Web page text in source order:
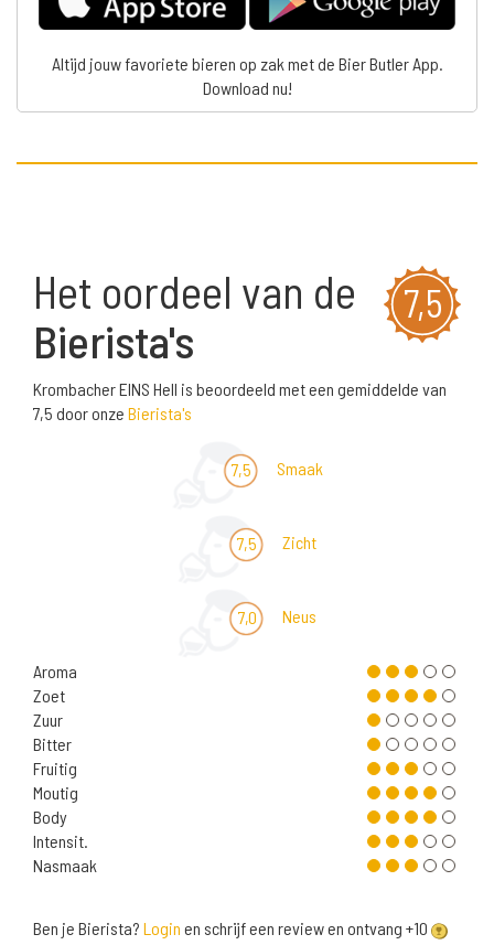
Altijd jouw favoriete bieren op zak met de Bier Butler App.
Download nu!
7,5
Het oordeel van de
Bierista's
Krombacher EINS Hell is beoordeeld met een gemiddelde van
7,5 door onze Bierista's
7,5 Smaak
7,5 Zicht
7,0 Neus
Aroma
Zoet
Zuur
Bitter
Fruitig
Moutig
Body
Intensit.
Nasmaak
Ben je Bierista? Login en schrijf een review en ontvang +10